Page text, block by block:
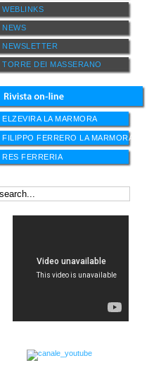
WEBLINKS
NEWS
NEWSLETTER
TORRE DEI MASSERANO
ELZEVIRA LA MARMORA
FILIPPO FERRERO LA MARMORA
RES FERRERIA